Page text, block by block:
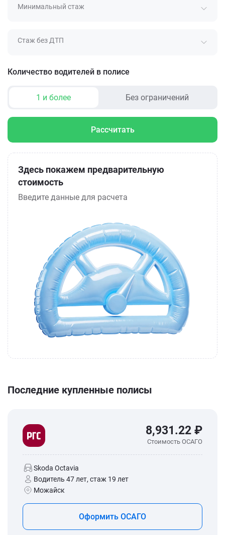
Минимальный стаж
Стаж без ДТП
Количество водителей в полисе
1 и более Без ограничений
Рассчитать
Здесь покажем предварительную
стоимость
Введите данные для расчета
Последние купленные полисы
8,931.22 ₽
Стоимость ОСАГО
Skoda Octavia
Водитель 47 лет, стаж 19 лет
Можайск
Оформить ОСАГО